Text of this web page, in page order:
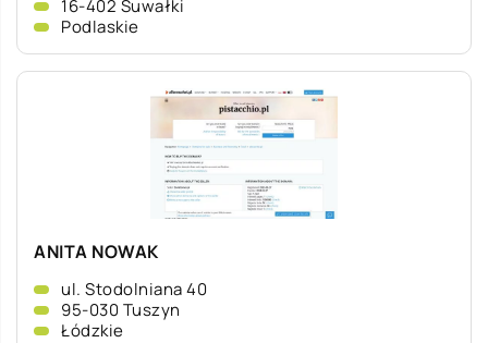
16-402 Suwałki
Podlaskie
ANITA NOWAK
ul. Stodolniana 40
95-030 Tuszyn
Łódzkie